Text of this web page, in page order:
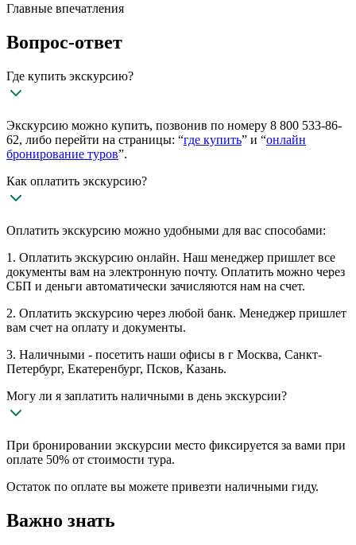
Главные впечатления
Вопрос-ответ
Где купить экскурсию?
Экскурсию можно купить, позвонив по номеру 8 800 533-86-
62, либо перейти на страницы: “где купить” и “онлайн
бронирование туров”.
Как оплатить экскурсию?
Оплатить экскурсию можно удобными для вас способами:
1. Оплатить экскурсию онлайн. Наш менеджер пришлет все
документы вам на электронную почту. Оплатить можно через
СБП и деньги автоматически зачисляются нам на счет.
2. Оплатить экскурсию через любой банк. Менеджер пришлет
вам счет на оплату и документы.
3. Наличными - посетить наши офисы в г Москва, Санкт-
Петербург, Екатеренбург, Псков, Казань.
Могу ли я заплатить наличными в день экскурсии?
При бронировании экскурсии место фиксируется за вами при
оплате 50% от стоимости тура.
Остаток по оплате вы можете привезти наличными гиду.
Важно знать